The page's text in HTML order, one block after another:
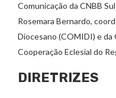
Comunicação da CNBB
Rosemara Bernardo,
Diocesano (COMIDI) e da
Cooperação Eclesial do
DIRETRIZES